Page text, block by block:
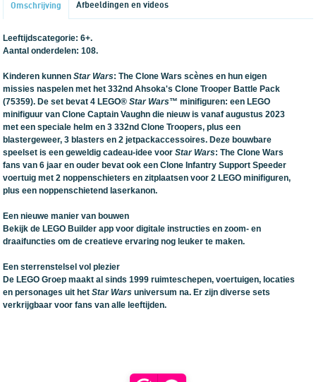
Omschrijving Afbeeldingen en videos
Leeftijdscategorie: 6+.
Aantal onderdelen: 108.
Kinderen kunnenStar Wars: The Clone Wars scènes en hun eigen
missies naspelen met het 332nd Ahsoka's Clone Trooper Battle Pack
(75359). De set bevat 4 LEGO®Star Wars™ minifiguren: een LEGO
minifiguur van Clone Captain Vaughn die nieuw is vanaf augustus 2023
met een speciale helm en 3 332nd Clone Troopers, plus een
blastergeweer, 3 blasters en 2 jetpackaccessoires. Deze bouwbare
speelset is een geweldig cadeau-idee voorStar Wars: The Clone Wars
fans van 6 jaar en ouder bevat ook een Clone Infantry Support Speeder
voertuig met 2 noppenschieters en zitplaatsen voor 2 LEGO minifiguren,
plus een noppenschietend laserkanon.
Een nieuwe manier van bouwen
Bekijk de LEGO Builder app voor digitale instructies en zoom- en
draaifuncties om de creatieve ervaring nog leuker te maken.
Een sterrenstelsel vol plezier
De LEGO Groep maakt al sinds 1999 ruimteschepen, voertuigen, locaties
en personages uit hetStar Wars universum na. Er zijn diverse sets
verkrijgbaar voor fans van alle leeftijden.